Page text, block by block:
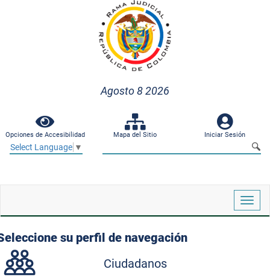
Agosto 8 2026
Opciones de Accesibilidad Mapa del Sitio Iniciar Sesión
Select Language ▼
su perfil de navegación
Ciudadanos